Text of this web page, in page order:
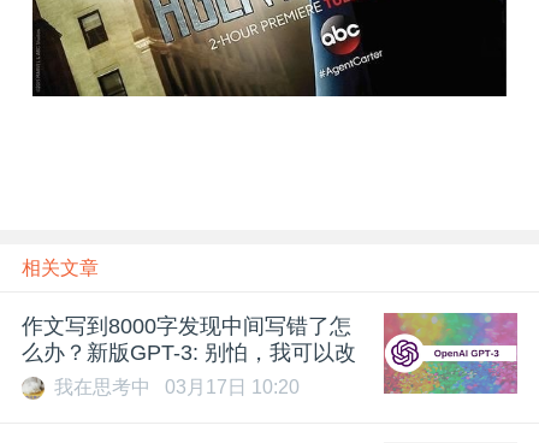
搞
相关文章
作文写到8000字发现中间写错了怎
么办？新版GPT-3: 别怕，我可以改
我在思考中 03月17日 10:20